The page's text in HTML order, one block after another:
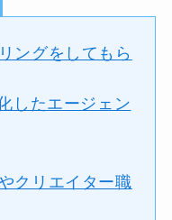
ングをしてもら
したエージェン
クリエイター職